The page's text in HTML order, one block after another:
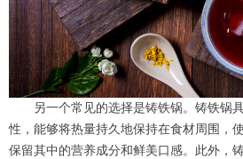
另一个常见的选择是铸铁锅。铸铁锅具
性，能够将热量持久地保持在食材周围，
保留其中的营养成分和鲜美口感。此外，